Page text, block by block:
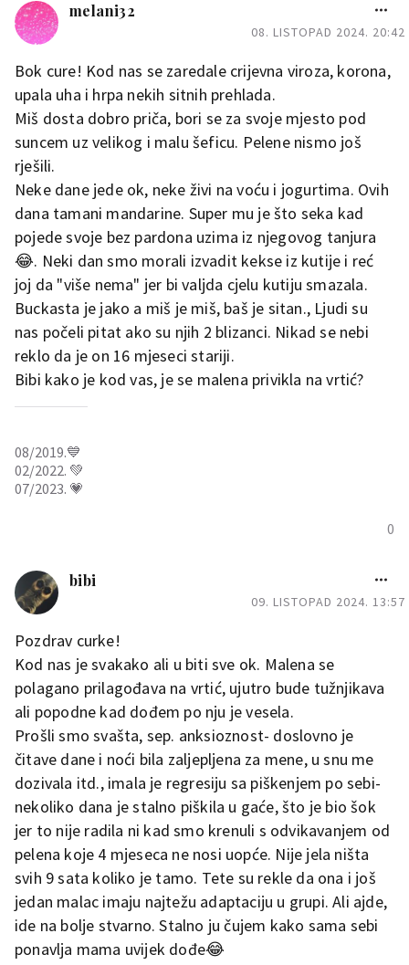
melani32
08. LISTOPAD 2024. 20:42
Bok cure! Kod nas se zaredale crijevna viroza, korona,
upala uha i hrpa nekih sitnih prehlada.
Miš dosta dobro priča, bori se za svoje mjesto pod
suncem uz velikog i malu šeficu. Pelene nismo još
rješili.
Neke dane jede ok, neke živi na voću i jogurtima. Ovih
dana tamani mandarine. Super mu je što seka kad
pojede svoje bez pardona uzima iz njegovog tanjura
😂. Neki dan smo morali izvadit kekse iz kutije i reć
joj da "više nema" jer bi valjda cjelu kutiju smazala.
Buckasta je jako a miš je miš, baš je sitan., Ljudi su
nas počeli pitat ako su njih 2 blizanci. Nikad se nebi
reklo da je on 16 mjeseci stariji.
Bibi kako je kod vas, je se malena privikla na vrtić?
0
08/2019.💙
02/2022. 💚
07/2023. 💗
bibi
09. LISTOPAD 2024. 13:57
Pozdrav curke!
Kod nas je svakako ali u biti sve ok. Malena se
polagano prilagođava na vrtić, ujutro bude tužnjikava
ali popodne kad dođem po nju je vesela.
Prošli smo svašta, sep. anksioznost- doslovno je
čitave dane i noći bila zaljepljena za mene, u snu me
dozivala itd., imala je regresiju sa piškenjem po sebi-
nekoliko dana je stalno piškila u gaće, što je bio šok
jer to nije radila ni kad smo krenuli s odvikavanjem od
pelena koje 4 mjeseca ne nosi uopće. Nije jela ništa
svih 9 sata koliko je tamo. Tete su rekle da ona i još
jedan malac imaju najtežu adaptaciju u grupi. Ali ajde,
ide na bolje stvarno. Stalno ju čujem kako sama sebi
ponavlja mama uvijek dođe😂